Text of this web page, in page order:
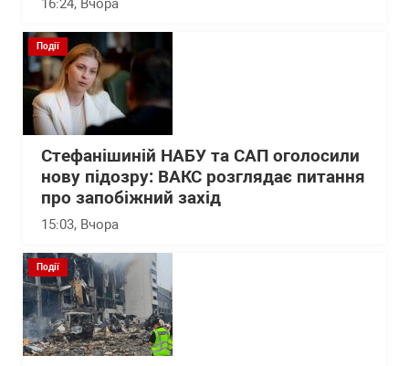
16:24, Вчора
Події
Стефанішиній НАБУ та САП оголосили
нову підозру: ВАКС розглядає питання
про запобіжний захід
15:03, Вчора
Події